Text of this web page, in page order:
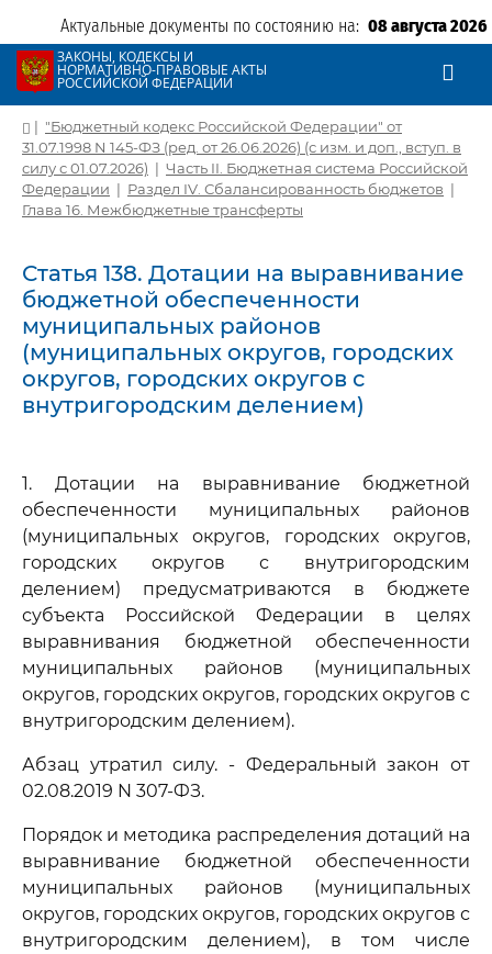
Актуальные документы по состоянию на: 08 августа 2026
ЗАКОНЫ, КОДЕКСЫ И
НОРМАТИВНО-ПРАВОВЫЕ АКТЫ
РОССИЙСКОЙ ФЕДЕРАЦИИ
| "Бюджетный кодекс Российской Федерации" от
31.07.1998 N 145-ФЗ (ред. от 26.06.2026) (с изм. и доп., вступ. в
силу с 01.07.2026) | Часть II. Бюджетная система Российской
Федерации | Раздел IV. Сбалансированность бюджетов |
Глава 16. Межбюджетные трансферты
Статья 138. Дотации на выравнивание
бюджетной обеспеченности
муниципальных районов
(муниципальных округов, городских
округов, городских округов с
внутригородским делением)
1. Дотации на выравнивание бюджетной
обеспеченности муниципальных районов
(муниципальных округов, городских округов,
городских округов с внутригородским
делением) предусматриваются в бюджете
субъекта Российской Федерации в целях
выравнивания бюджетной обеспеченности
муниципальных районов (муниципальных
округов, городских округов, городских округов с
внутригородским делением).
Абзац утратил силу. - Федеральный закон от
02.08.2019 N 307-ФЗ.
Порядок и методика распределения дотаций на
выравнивание бюджетной обеспеченности
муниципальных районов (муниципальных
округов, городских округов, городских округов с
внутригородским делением), в том числе